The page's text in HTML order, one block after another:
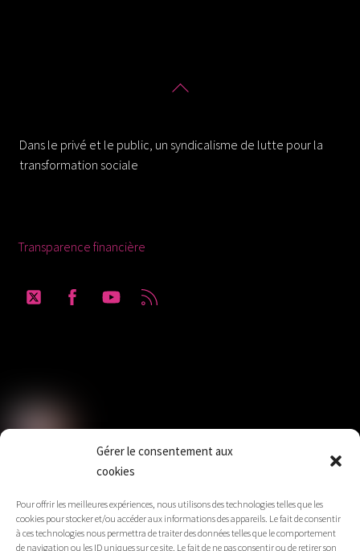
Gérer le consentement aux
cookies
Pour offrir les meilleures expériences, nous utilisons des technologies telles que les
cookies pour stocker et/ou accéder aux informations des appareils. Le fait de consentir
à ces technologies nous permettra de traiter des données telles que le comportement
de navigation ou les ID uniques sur ce site. Le fait de ne pas consentir ou de retirer son
Back
Dans le privé et le public, un syndicalisme de lutte pour la
transformation sociale
Transparence financière
Twitter FacebookYouTube
SUD Éducation Gard-Lozère